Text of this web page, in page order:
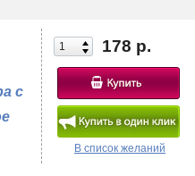
178 р.
В список желаний
с